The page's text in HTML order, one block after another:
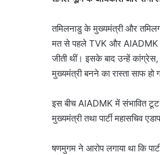
तमिलनाडु के मुख्यमंत्री और
मत से पहले TVK और AIADMK के
जीती थीं। इसके बाद उन्हें
मुख्यमंत्री बनने का रास्ता साफ हो
इस बीच AIADMK में संभावित
मुख्यमंत्री तथा पार्टी महासचिव
षणमुगम ने आरोप लगाया था कि